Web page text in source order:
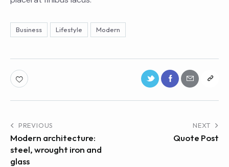
Business Lifestyle Modern
PREVIOUS
Modern architecture:
steel, wrought iron and
glass
NEXT
Quote Post